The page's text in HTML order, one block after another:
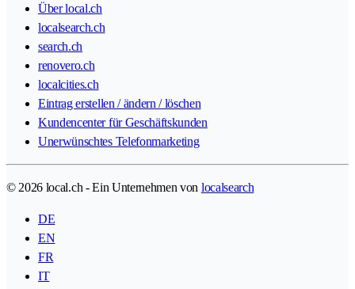
Über local.ch
localsearch.ch
search.ch
renovero.ch
localcities.ch
Eintrag erstellen / ändern / löschen
Kundencenter für Geschäftskunden
Unerwünschtes Telefonmarketing
© 2026 local.ch - Ein Unternehmen von localsearch
DE
EN
FR
IT